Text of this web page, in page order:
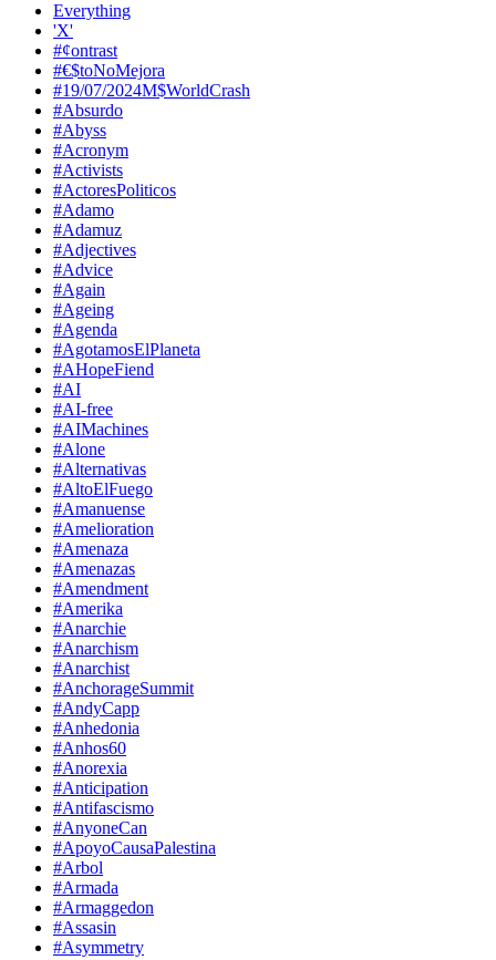
Everything
'X'
#¢ontrast
#€$toNoMejora
#19/07/2024M$WorldCrash
#Absurdo
#Abyss
#Acronym
#Activists
#ActoresPoliticos
#Adamo
#Adamuz
#Adjectives
#Advice
#Again
#Ageing
#Agenda
#AgotamosElPlaneta
#AHopeFiend
#AI
#AI-free
#AIMachines
#Alone
#Alternativas
#AltoElFuego
#Amanuense
#Amelioration
#Amenaza
#Amenazas
#Amendment
#Amerika
#Anarchie
#Anarchism
#Anarchist
#AnchorageSummit
#AndyCapp
#Anhedonia
#Anhos60
#Anorexia
#Anticipation
#Antifascismo
#AnyoneCan
#ApoyoCausaPalestina
#Arbol
#Armada
#Armaggedon
#Assasin
#Asymmetry